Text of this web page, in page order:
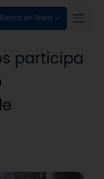
Banca en línea
participa